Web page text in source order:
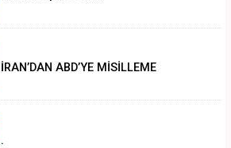
İRAN’DAN ABD’YE MİSİLLEME
.